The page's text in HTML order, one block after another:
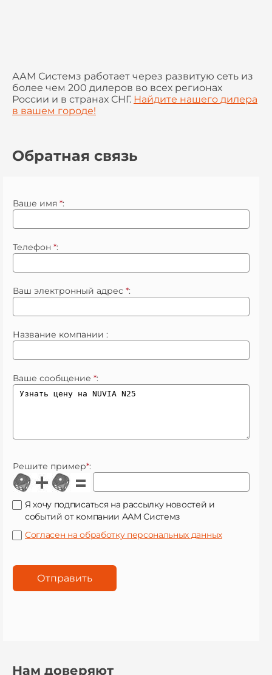
ААМ Системз работает через развитую сеть из
более чем 200 дилеров во всех регионах
России и в странах СНГ. Найдите нашего дилера
в вашем городе!
Обратная связь
Ваше имя *:
Телефон *:
Ваш электронный адрес *:
Название компании :
Ваше сообщение *:
Решите пример*:
Я хочу подписаться на рассылку новостей и
событий от компании ААМ Системз
Согласен на обработку персональных данных
Нам доверяют